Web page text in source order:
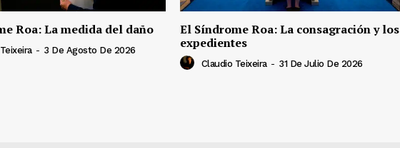
Roa: La medida del daño
- 3 De Agosto De 2026
El Síndrome Roa: La consagración y los
expedientes
Claudio Teixeira - 31 De Julio De 2026